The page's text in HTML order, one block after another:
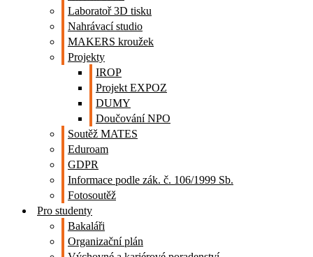
Laboratoř 3D tisku
Nahrávací studio
MAKERS kroužek
Projekty
IROP
Projekt EXPOZ
DUMY
Doučování NPO
Soutěž MATES
Eduroam
GDPR
Informace podle zák. č. 106/1999 Sb.
Fotosoutěž
Pro studenty
Bakaláři
Organizační plán